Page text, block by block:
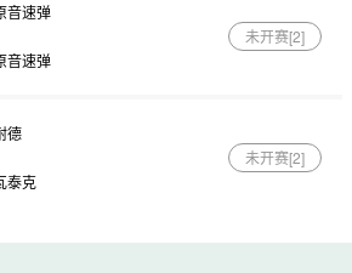
音速弹
音速弹
未开赛[2]
德
泰克
未开赛[2]